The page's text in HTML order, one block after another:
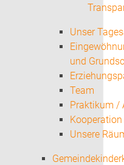
Unser
und
Team
Praktikum /
Unsere